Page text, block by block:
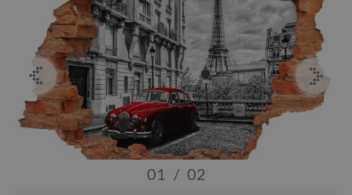
01 / 02